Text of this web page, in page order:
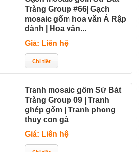
Tràng Group #66| Gạch
mosaic gốm hoa văn Ả Rập
dành | Hoa văn...
Giá: Liên hệ
Tranh mosaic gốm Sứ Bát
Tràng Group 09 | Tranh
ghép gốm | Tranh phong
thủy con gà
Giá: Liên hệ